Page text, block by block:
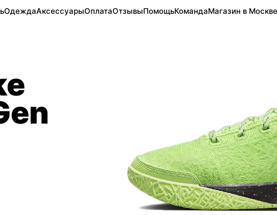
ОдеждаАксессуарыОплатаОтзывыПомощьКомандаМагазин в Москве